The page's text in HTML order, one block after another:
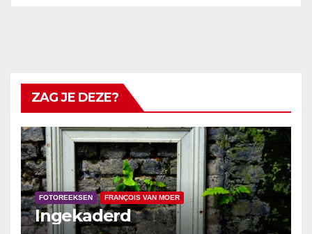
ZAG JE DEZE?
FOTOREEKSEN FRANÇOIS VAN MOER
Ingekaderd